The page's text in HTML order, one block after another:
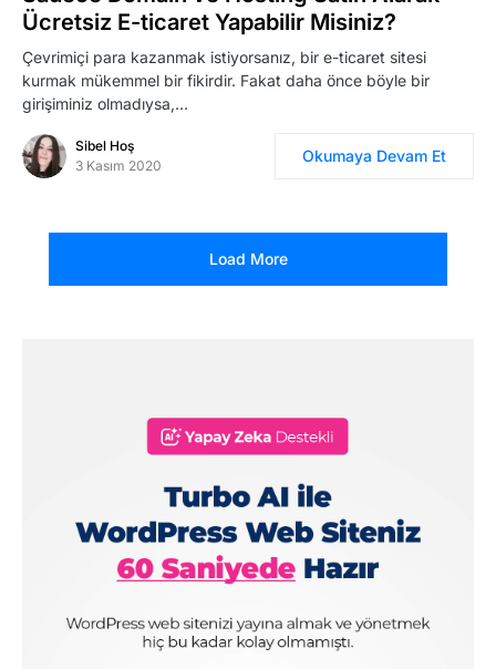
Ücretsiz E-ticaret Yapabilir Misiniz?
Çevrimiçi para kazanmak istiyorsanız, bir e-ticaret sitesi
kurmak mükemmel bir fikirdir. Fakat daha önce böyle bir
girişiminiz olmadıysa,…
Sibel Hoş
3 Kasım 2020
Okumaya Devam Et
Load More